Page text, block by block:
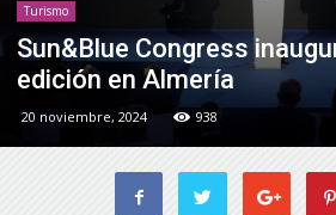
Turismo
Sun&Blue Congress
edición en Almería
20 noviembre, 2024 938